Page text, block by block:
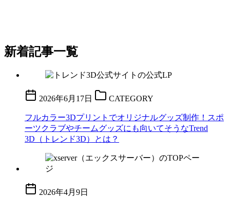
新着記事一覧
2026年6月17日 CATEGORY
フルカラー3Dプリントでオリジナルグッズ制作！スポ
ーツクラブやチームグッズにも向いてそうなTrend
3D（トレンド3D）とは？
2026年4月9日